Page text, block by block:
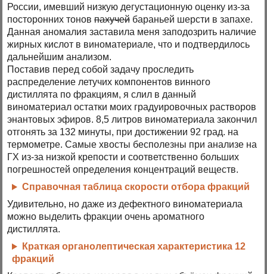
России, имевший низкую дегустационную оценку из-за
посторонних тоновпахучей бараньей шерсти в запахе.
Данная аномалия заставила меня заподозрить наличие
жирных кислот в виноматериале, что и подтвердилось
дальнейшим анализом.
Поставив перед собой задачу проследить
распределение летучих компонентов винного
дистиллята по фракциям, я слил в данный
виноматериал остатки моих градуировочных растворов
энантовых эфиров. 8,5 литров виноматериала закончил
отгонять за 132 минуты, при достижении 92 град. на
термометре. Самые хвосты бесполезны при анализе на
ГХ из-за низкой крепости и соответственно больших
погрешностей определения концентраций веществ.
Справочная таблица скорости отбора фракций
Удивительно, но даже из дефектного виноматериала
можно выделить фракции очень ароматного
дистиллята.
Краткая органолептическая характеристика 12
фракций